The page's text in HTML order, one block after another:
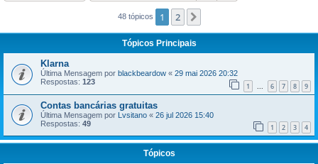
r
48 tópicos 1 2
Tópicos Principais
Klarna
Última Mensagem por blackbeardow « 29 mai 2026 20:32
Respostas: 123 1 ... 6 7 8 9
Contas bancárias gratuitas
Última Mensagem por Lvsitano « 26 jul 2026 15:40
Respostas: 49 1 2 3 4
Tópicos